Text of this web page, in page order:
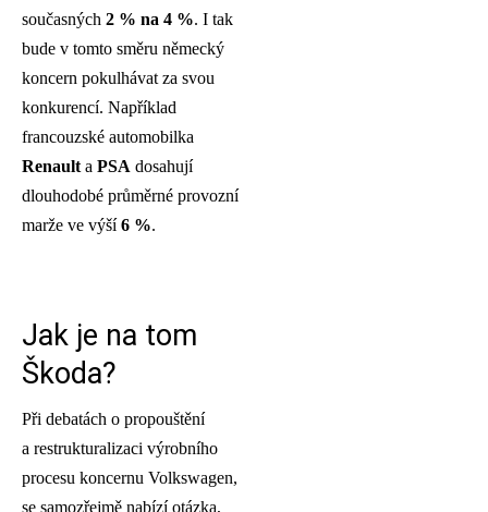
současných 2 % na 4 %. I tak
bude v tomto směru německý
koncern pokulhávat za svou
konkurencí. Například
francouzské automobilka
Renault a PSA dosahují
dlouhodobé průměrné provozní
marže ve výší6 %.
Jak je na tom
Škoda?
Při debatách o propouštění
a restrukturalizaci výrobního
procesu koncernu Volkswagen,
se samozřejmě nabízí otázka,